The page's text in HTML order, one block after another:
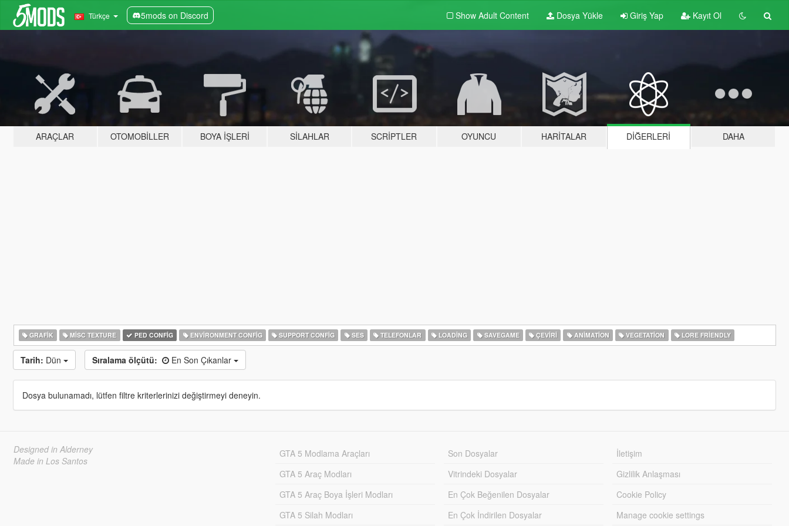
Türkçe 5mods on Discord Show Adult Content Dosya Yükle Giriş Yap Kayıt Ol
ARAÇLAR OTOMOBILLER BOYA İŞLERI SILAHLAR SCRIPTLER OYUNCU HARITALAR DIĞERLERI DAHA
GRAFIK MISC TEXTURE PED CONFIG ENVIRONMENT CONFIG SUPPORT CONFIG SES TELEFONLAR LOADING SAVEGAME ÇEVIRI ANIMATION VEGETATION LORE FRIENDLY
Tarih: Dün Sıralama ölçütü: En Son Çıkanlar
Dosya bulunamadı, lütfen filtre kriterlerinizi değiştirmeyi deneyin.
Designed in Alderney
Made in Los Santos
GTA 5 Modlama Araçları
GTA 5 Araç Modları
GTA 5 Araç Boya İşleri Modları
GTA 5 Silah Modları
Son Dosyalar
Vitrindeki Dosyalar
En Çok Beğenilen Dosyalar
En Çok İndirilen Dosyalar
İletişim
Gizlilik Anlaşması
Cookie Policy
Manage cookie settings